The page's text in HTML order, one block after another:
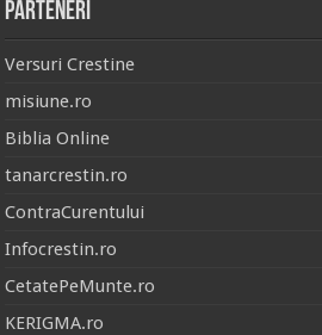
Parteneri
Versuri Crestine
misiune.ro
Biblia Online
tanarcrestin.ro
ContraCurentului
Infocrestin.ro
CetatePeMunte.ro
KERIGMA.ro